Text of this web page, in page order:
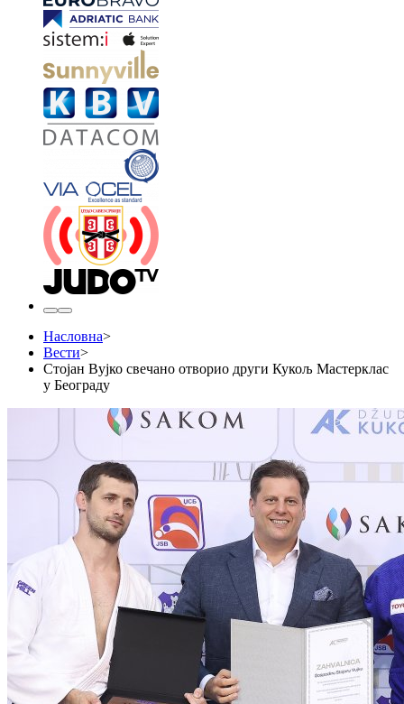
Насловна>
Вести>
Стојан Вујко свечано отворио други Кукољ Мастерклас
у Београду